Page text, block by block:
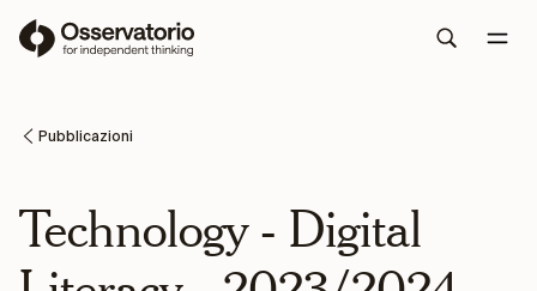
Pubblicazioni
Technology - Digital